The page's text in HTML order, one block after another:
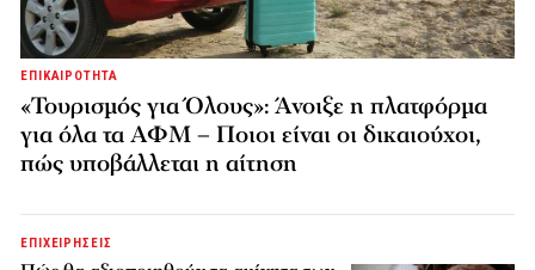
ΕΠΙΚΑΙΡΟΤΗΤΑ
«Τουρισμός για Όλους»: Άνοιξε η πλατφόρμα
για όλα τα ΑΦΜ – Ποιοι είναι οι δικαιούχοι,
πώς υποβάλλεται η αίτηση
ΕΠΙΧΕΙΡΗΣΕΙΣ